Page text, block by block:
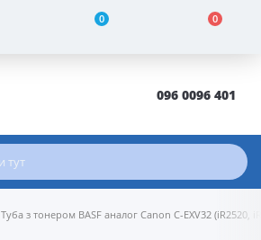
0 0
096 0096 401
Туба з тонером BASF аналог Canon C-EXV32 (iR2520,